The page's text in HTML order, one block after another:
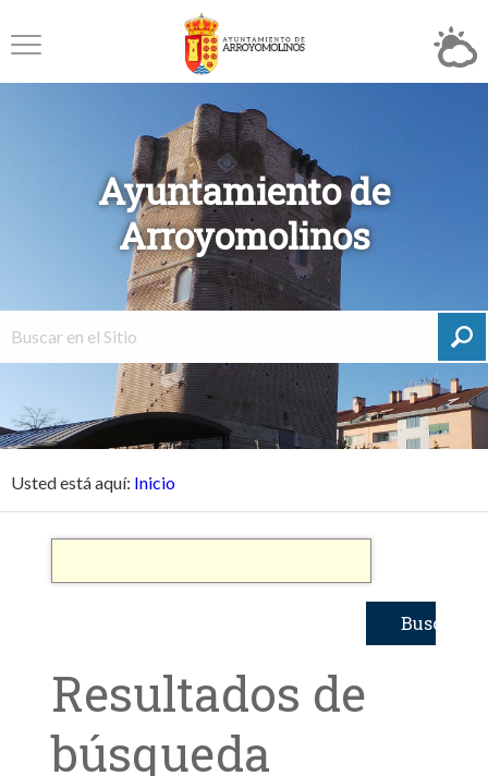
Ayuntamiento de
Arroyomolinos
Usted está aquí: Inicio
Resultados de
búsqueda